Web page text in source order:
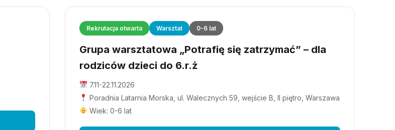
Rekrutacja otwarta Warsztat 0-6 lat
Grupa warsztatowa „Potrafię się zatrzymać” – dla
rodziców dzieci do 6.r.ż
7.11-22.11.2026
Poradnia Latarnia Morska, ul. Walecznych 59, wejście B, II piętro, Warszawa
Wiek: 0-6 lat